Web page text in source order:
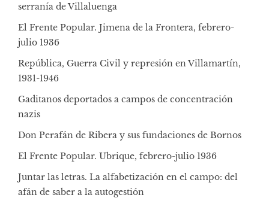
serranía de Villaluenga
El Frente Popular. Jimena de la Frontera, febrero-
julio 1936
República, Guerra Civil y represión en Villamartín,
1931-1946
Gaditanos deportados a campos de concentración
nazis
Don Perafán de Ribera y sus fundaciones de Bornos
El Frente Popular. Ubrique, febrero-julio 1936
Juntar las letras. La alfabetización en el campo: del
afán de saber a la autogestión